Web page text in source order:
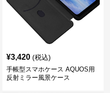
¥3,420 (税込)
手帳型スマホケース AQUOS用
反射ミラー風景ケース